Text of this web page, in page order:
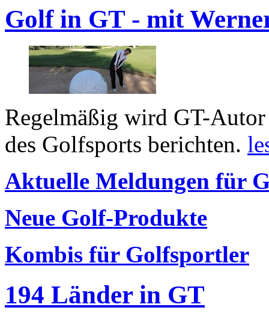
Golf in GT - mit
Regelmäßig wird GT-
des Golfsports berichten.
Aktuelle Meldungen für
Neue Golf-Produkte
Kombis für Golfsportler
194 Länder in GT